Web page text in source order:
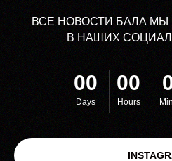
ВСЕ НОВОСТИ БАЛА
В НАШИХ
00
Days
00
Hours